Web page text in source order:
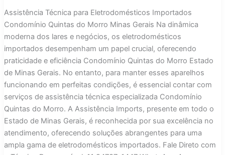
Assistência Técnica para Eletrodomésticos Importados
Condomínio Quintas do Morro Minas Gerais Na dinâmica
moderna dos lares e negócios, os eletrodomésticos
importados desempenham um papel crucial, oferecendo
praticidade e eficiência Condomínio Quintas do Morro Estado
de Minas Gerais. No entanto, para manter esses aparelhos
funcionando em perfeitas condições, é essencial contar com
serviços de assistência técnica especializada Condomínio
Quintas do Morro. A Assistência Imports, presente em todo o
Estado de Minas Gerais, é reconhecida por sua excelência no
atendimento, oferecendo soluções abrangentes para uma
ampla gama de eletrodomésticos importados. Fale Direto com